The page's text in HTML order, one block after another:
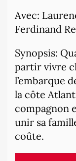
Avec:
Ferdinand
Synopsis:
partir vivre
l’embarque
la côte
compagnon
unir sa
coûte.